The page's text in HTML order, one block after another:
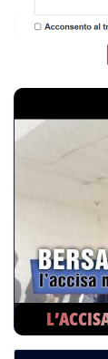
dei carburanti?'